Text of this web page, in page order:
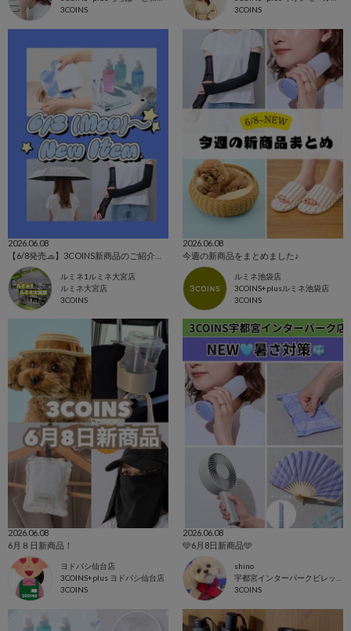
3COINS
3COINS
2026.06.08
ルミネ1ルミネ大宮店
ルミネ大宮店
3COINS
2026.06.08
今週の新商品をまとめました♪
ルミネ池袋店
3COINS+plusルミネ池袋店
3COINS
2026.06.08
6月８日新商品！
ヨドバシ仙台店
3COINS+plus ヨドバシ仙台店
3COINS
2026.06.08
🩵6月8日新商品🩵
shino
3COINS